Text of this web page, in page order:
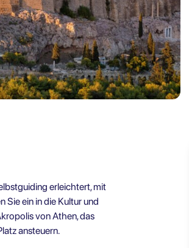
erleichtert, mit
Sie ein in die Kultur und
von Athen, das
ansteuern.